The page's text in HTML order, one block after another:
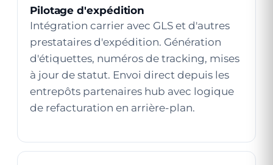
Pilotage d'expédition
Intégration carrier avec GLS et d'autres
prestataires d'expédition. Génération
d'étiquettes, numéros de tracking, mises
à jour de statut. Envoi direct depuis les
entrepôts partenaires hub avec logique
de refacturation en arrière-plan.